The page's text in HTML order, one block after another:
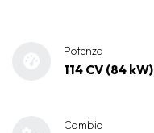
Potenza
114 CV (84 kW)
Cambio